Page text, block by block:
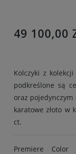
49 100,00
Kolczyki z
podkreślone są
oraz pojedynczym
karatowe złoto w
ct.
Premiere